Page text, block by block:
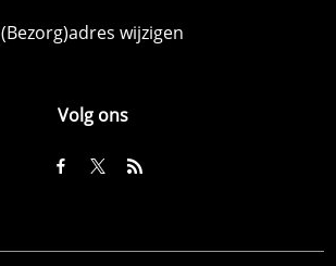
(Bezorg)adres wijzigen
Volg ons